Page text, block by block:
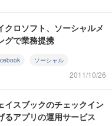
クロソフト、ソーシャルメ
グで業務提携
ソーシャル
2011/10/26
イスブックのチェックイン
るアプリの運用サービス